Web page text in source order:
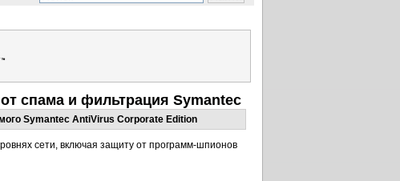
спама и фильтрация Symantec
Symantec AntiVirus Corporate Edition
сети, включая защиту от программ-шпионов